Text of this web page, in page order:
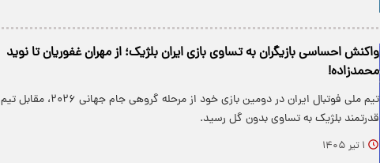
واکنش احساسی بازیگران به تساوی بازی ایران بلژیک؛ از مهران غفوریان تا نوید
محمدزاده!
تیم ملی فوتبال ایران در دومین بازی خود از مرحله گروهی جام جهانی ۲۰۲۶، مقابل تیم
قدرتمند بلژیک به تساوی بدون گل رسید.
۱ تیر ۱۴۰۵